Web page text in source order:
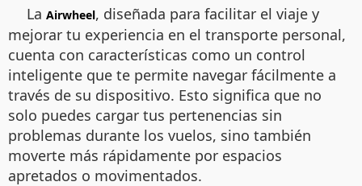
La Airwheel, diseñada para facilitar el viaje y
mejorar tu experiencia en el transporte personal,
cuenta con características como un control
inteligente que te permite navegar fácilmente a
través de su dispositivo. Esto significa que no
solo puedes cargar tus pertenencias sin
problemas durante los vuelos, sino también
moverte más rápidamente por espacios
apretados o movimentados.